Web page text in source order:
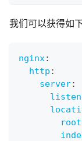
我们可以获得如
nginx:
http :
server:
listen
root